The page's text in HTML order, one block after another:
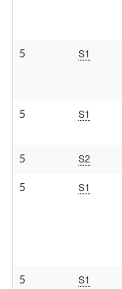
5 S1
5 S1
5 S2
5 S1
5 S1